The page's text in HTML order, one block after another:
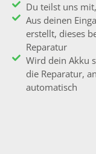
Du teilst uns
Aus deinen
erstellt, dieses
Reparatur
Wird dein Akku
die Reparatur,
automatisch